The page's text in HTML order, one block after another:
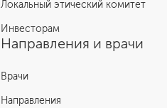
Локальный этический комитет
Инвесторам
Направления и врачи
Врачи
Направления